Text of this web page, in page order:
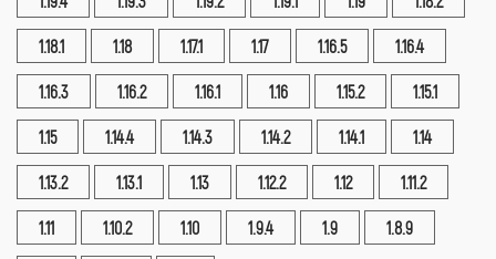
1.18.1 1.18 1.17.1 1.17 1.16.5 1.16.4
1.16.3 1.16.2 1.16.1 1.16 1.15.2 1.15.1
1.15 1.14.4 1.14.3 1.14.2 1.14.1 1.14
1.13.2 1.13.1 1.13 1.12.2 1.12 1.11.2
1.11 1.10.2 1.10 1.9.4 1.9 1.8.9